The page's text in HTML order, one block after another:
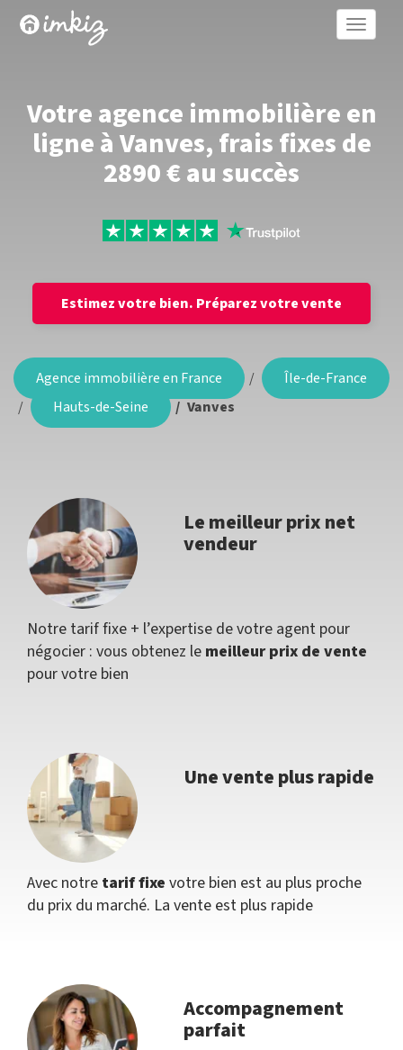
Toggle
Votre agence immobilière en
ligne à Vanves, frais fixes de
2890 € au succès
Estimez votre bien. Préparez votre vente
Agence immobilière en France
Île-de-France
Hauts-de-Seine
Vanves
Le meilleur prix net
vendeur
Notre tarif fixe + l’expertise de votre agent pour
négocier : vous obtenez le meilleur prix de vente
pour votre bien
Une vente plus rapide
Avec notre tarif fixe votre bien est au plus proche
du prix du marché. La vente est plus rapide
Accompagnement
parfait